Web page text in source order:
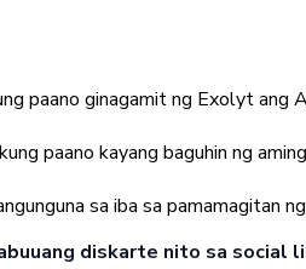
paano ginagamit ng Exolyt ang
paano kayang baguhin ng
sa iba sa pamamagitan
diskarte nito sa social